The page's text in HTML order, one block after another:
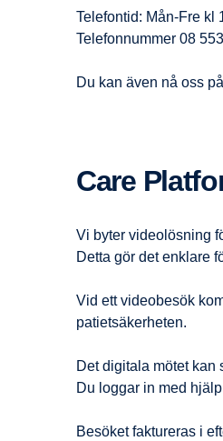
Telefontid: Mån-Fre kl
Telefonnummer 08
Du kan även nå oss
Care
Vi byter videolösning
Detta gör det enklare
Vid ett videobesök
patietsäkerheten.
Det digitala mötet kan
Du loggar in med
Besöket faktureras i